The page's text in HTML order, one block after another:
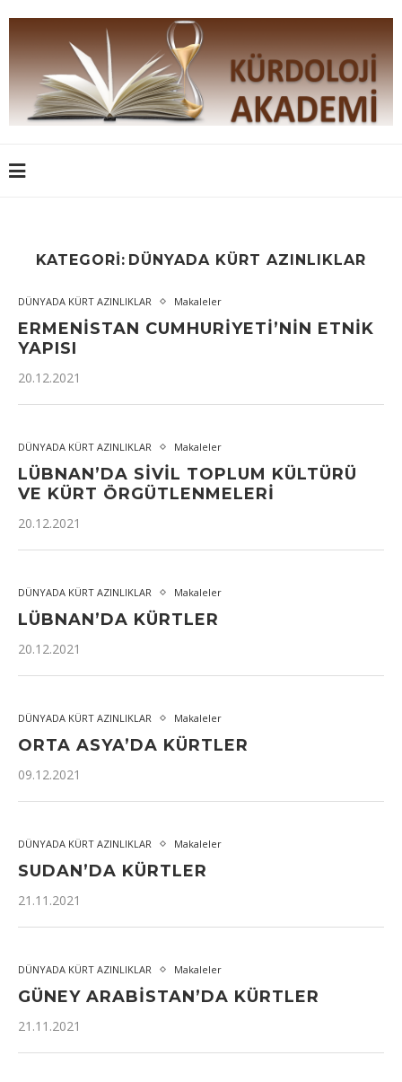
KATEGORI: DÜNYADA KÜRT AZINLIKLAR
DÜNYADA KÜRT AZINLIKLAR Makaleler
ERMENİSTAN CUMHURİYETİ’NİN ETNİK
YAPISI
20.12.2021
DÜNYADA KÜRT AZINLIKLAR Makaleler
LÜBNAN’DA SİVİL TOPLUM KÜLTÜRÜ
VE KÜRT ÖRGÜTLENMELERİ
20.12.2021
DÜNYADA KÜRT AZINLIKLAR Makaleler
LÜBNAN’DA KÜRTLER
20.12.2021
DÜNYADA KÜRT AZINLIKLAR Makaleler
ORTA ASYA’DA KÜRTLER
09.12.2021
DÜNYADA KÜRT AZINLIKLAR Makaleler
SUDAN’DA KÜRTLER
21.11.2021
DÜNYADA KÜRT AZINLIKLAR Makaleler
GÜNEY ARABISTAN’DA KÜRTLER
21.11.2021